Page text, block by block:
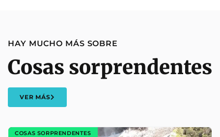
HAY MUCHO MÁS SOBRE
Cosas sorprendentes
VER MÁS
COSAS SORPRENDENTES